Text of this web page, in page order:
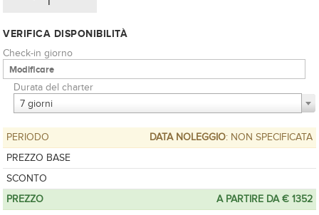
VERIFICA DISPONIBILITÀ
Check-in giorno
Durata del charter
7 giorni
PERIODO DATA NOLEGGIO: NON SPECIFICATA
PREZZO BASE
SCONTO
PREZZO
A PARTIRE DA € 1352